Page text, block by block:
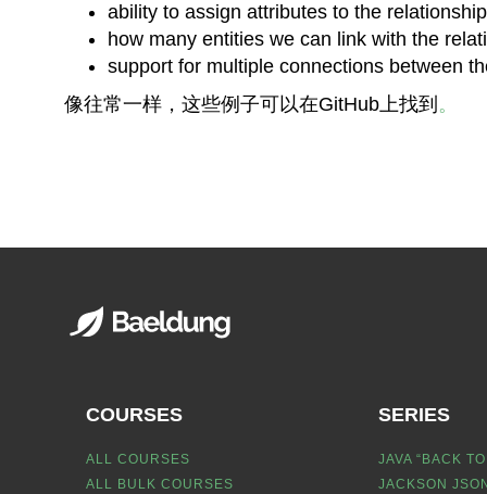
ability to assign attributes to the relationship
how many entities we can link with the
support for multiple connections between
像往常一样，这些例子可以在GitHub上找到 。
COURSES
ALL COURSES
ALL BULK COURSES
SERIES
JAVA “BACK
JACKSON